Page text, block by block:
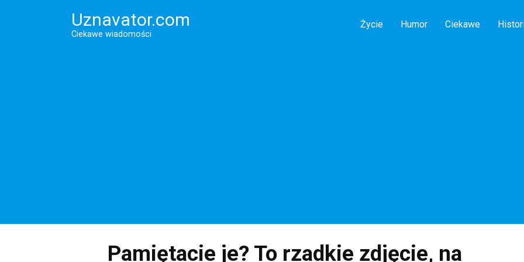
Uznavator.com
Ciekawe wiadomości
Życie Humor Ciekawe
Pamiętacie je? To rzadkie zdjęcie, na